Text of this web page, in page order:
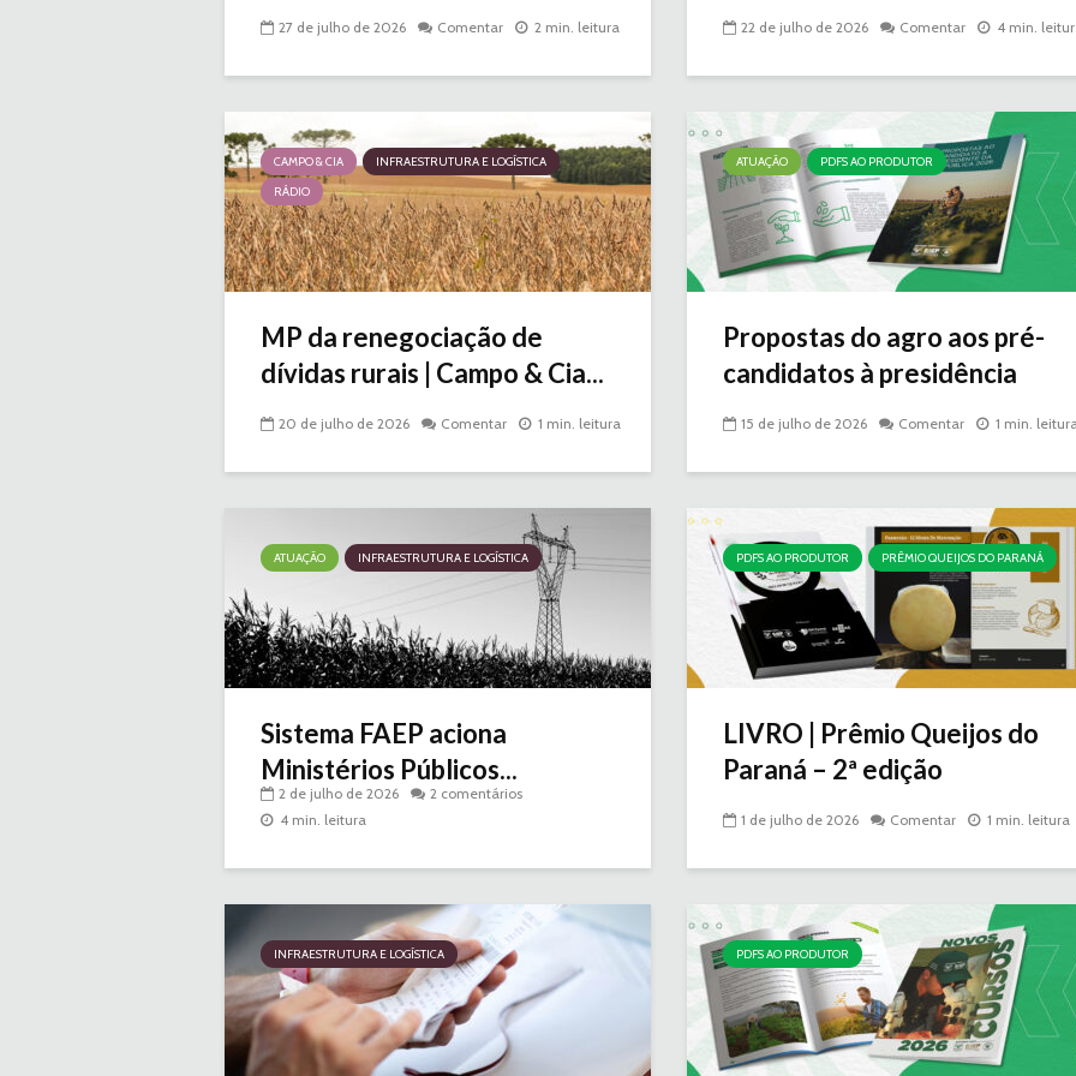
27 de julho de 2026 Comentar 2 min. leitura 22 de julho de 2026 Comentar 4 min.
CAMPO & CIA
INFRAESTRUTURA E LOGÍSTICA
RÁDIO
MP da renegociação de
dívidas rurais | Campo & Cia...
20 de julho de 2026 Comentar 1 min. leitura
ATUAÇÃO PDFS AO PRODUTOR
Propostas do agro aos pré-
candidatos à presidência
15 de julho de 2026 Comentar 1 min.
ATUAÇÃO INFRAESTRUTURA E LOGÍSTICA
Sistema FAEP aciona
Ministérios Públicos...
2 de julho de 2026
2 comentários
4 min. leitura
PDFS AO PRODUTOR PRÊMIO QUEIJOS DO PARANÁ
LIVRO | Prêmio Queijos do
Paraná – 2ª edição
1 de julho de 2026 Comentar 1 min. leitura
INFRAESTRUTURA E LOGÍSTICA PDFS AO PRODUTOR